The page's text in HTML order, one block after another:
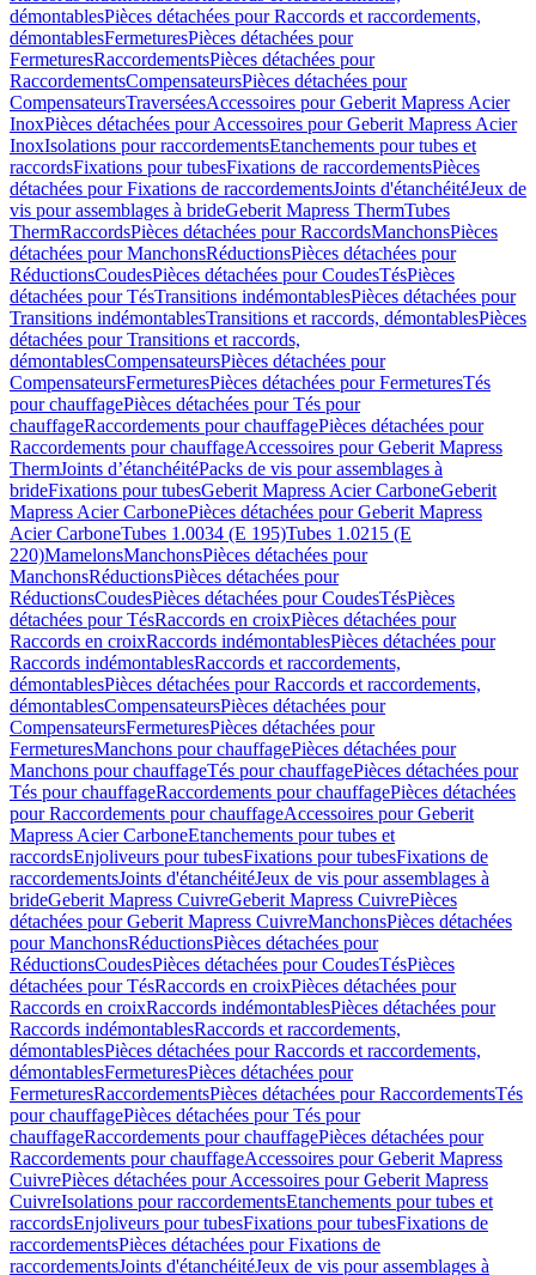
démontablesPièces détachées pour Raccords et raccordements,
démontablesFermeturesPièces détachées pour
FermeturesRaccordementsPièces détachées pour
RaccordementsCompensateursPièces détachées pour
CompensateursTraverséesAccessoires pour Geberit Mapress Acier
InoxPièces détachées pour Accessoires pour Geberit Mapress Acier
InoxIsolations pour raccordementsEtanchements pour tubes et
raccordsFixations pour tubesFixations de raccordementsPièces
détachées pour Fixations de raccordementsJoints d'étanchéitéJeux de
vis pour assemblages à brideGeberit Mapress ThermTubes
ThermRaccordsPièces détachées pour RaccordsManchonsPièces
détachées pour ManchonsRéductionsPièces détachées pour
RéductionsCoudesPièces détachées pour CoudesTésPièces
détachées pour TésTransitions indémontablesPièces détachées pour
Transitions indémontablesTransitions et raccords, démontablesPièces
détachées pour Transitions et raccords,
démontablesCompensateursPièces détachées pour
CompensateursFermeturesPièces détachées pour FermeturesTés
pour chauffagePièces détachées pour Tés pour
chauffageRaccordements pour chauffagePièces détachées pour
Raccordements pour chauffageAccessoires pour Geberit Mapress
ThermJoints d’étanchéitéPacks de vis pour assemblages à
brideFixations pour tubesGeberit Mapress Acier CarboneGeberit
Mapress Acier CarbonePièces détachées pour Geberit Mapress
Acier CarboneTubes 1.0034 (E 195)Tubes 1.0215 (E
220)MamelonsManchonsPièces détachées pour
ManchonsRéductionsPièces détachées pour
RéductionsCoudesPièces détachées pour CoudesTésPièces
détachées pour TésRaccords en croixPièces détachées pour
Raccords en croixRaccords indémontablesPièces détachées pour
Raccords indémontablesRaccords et raccordements,
démontablesPièces détachées pour Raccords et raccordements,
démontablesCompensateursPièces détachées pour
CompensateursFermeturesPièces détachées pour
FermeturesManchons pour chauffagePièces détachées pour
Manchons pour chauffageTés pour chauffagePièces détachées pour
Tés pour chauffageRaccordements pour chauffagePièces détachées
pour Raccordements pour chauffageAccessoires pour Geberit
Mapress Acier CarboneEtanchements pour tubes et
raccordsEnjoliveurs pour tubesFixations pour tubesFixations de
raccordementsJoints d'étanchéitéJeux de vis pour assemblages à
brideGeberit Mapress CuivreGeberit Mapress CuivrePièces
détachées pour Geberit Mapress CuivreManchonsPièces détachées
pour ManchonsRéductionsPièces détachées pour
RéductionsCoudesPièces détachées pour CoudesTésPièces
détachées pour TésRaccords en croixPièces détachées pour
Raccords en croixRaccords indémontablesPièces détachées pour
Raccords indémontablesRaccords et raccordements,
démontablesPièces détachées pour Raccords et raccordements,
démontablesFermeturesPièces détachées pour
FermeturesRaccordementsPièces détachées pour RaccordementsTés
pour chauffagePièces détachées pour Tés pour
chauffageRaccordements pour chauffagePièces détachées pour
Raccordements pour chauffageAccessoires pour Geberit Mapress
CuivrePièces détachées pour Accessoires pour Geberit Mapress
CuivreIsolations pour raccordementsEtanchements pour tubes et
raccordsEnjoliveurs pour tubesFixations pour tubesFixations de
raccordementsPièces détachées pour Fixations de
raccordementsJoints d'étanchéitéJeux de vis pour assemblages à